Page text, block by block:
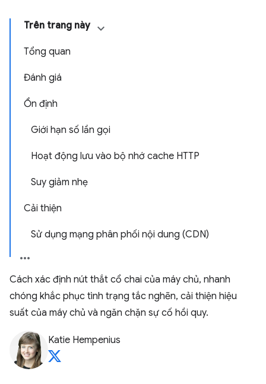
Trên trang này
Tổng quan
Đánh giá
Ổn định
Giới hạn số lần gọi
Hoạt động lưu vào bộ nhớ cache HTTP
Suy giảm nhẹ
Cải thiện
Sử dụng mạng phân phối nội dung (CDN)
Cách xác định nút thắt cổ chai của máy chủ, nhanh
chóng khắc phục tình trạng tắc nghẽn, cải thiện hiệu
suất của máy chủ và ngăn chặn sự cố hồi quy.
Katie Hempenius